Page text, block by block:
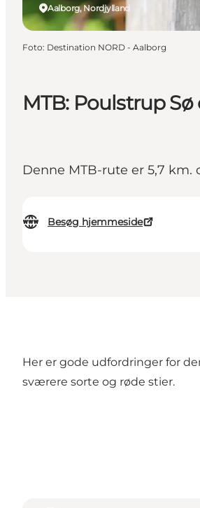
MTB: Poulstrup
Denne MTB-rute er 5,7
Besøg hjemmeside
Aalborg, Nordjylland
Foto: Destination NORD - Aalborg
Her er gode udfordringer for
sværere sorte og røde stier.